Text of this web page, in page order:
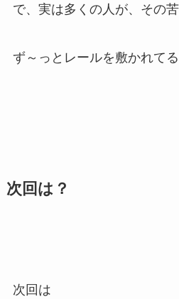
で、実は多くの人が、その
ず～っとレールを敷かれて
次回は？
次回は